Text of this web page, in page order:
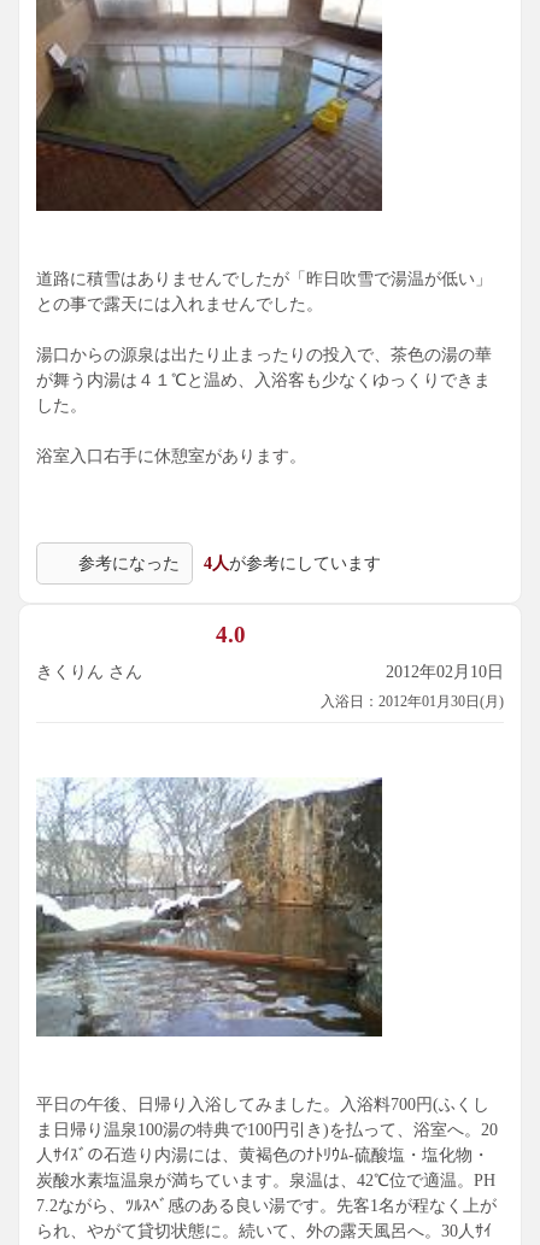
道路に積雪はありませんでしたが「昨日吹雪で湯温が低い」
との事で露天には入れませんでした。
湯口からの源泉は出たり止まったりの投入で、茶色の湯の華
が舞う内湯は４１℃と温め、入浴客も少なくゆっくりできま
した。
浴室入口右手に休憩室があります。
参考になった 4人が参考にしています
4.0
きくりん さん 2012年02月10日
入浴日：2012年01月30日(月)
平日の午後、日帰り入浴してみました。入浴料700円(ふくし
ま日帰り温泉100湯の特典で100円引き)を払って、浴室へ。20
人ｻｲｽﾞの石造り内湯には、黄褐色のﾅﾄﾘｳﾑ-硫酸塩・塩化物・
炭酸水素塩温泉が満ちています。泉温は、42℃位で適温。PH
7.2ながら、ﾂﾙｽﾍﾞ感のある良い湯です。先客1名が程なく上が
られ、やがて貸切状態に。続いて、外の露天風呂へ。30人ｻｲ